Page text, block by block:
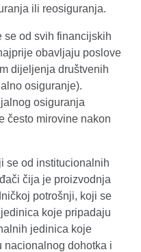
ili reosiguranja.
se od svih financijskih
obavljaju poslove
dijeljenja društvenih
osiguranje).
osiguranja
često mirovine nakon
se od institucionalnih
čija je proizvodnja
potrošnji, koji se
koje pripadaju
jedinica koje
nacionalnog dohotka i